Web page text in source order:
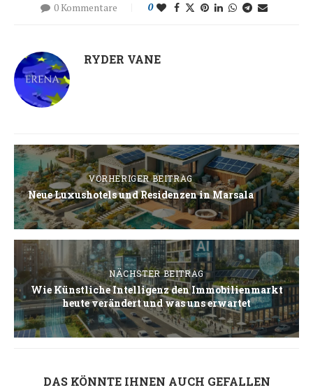
0 Kommentare 0
RYDER VANE
VORHERIGER BEITRAG
Neue Luxushotels und Residenzen in Marsala
NÄCHSTER BEITRAG
Wie Künstliche Intelligenz den Immobilienmarkt
heute verändert und was uns erwartet
DAS KÖNNTE IHNEN AUCH GEFALLEN